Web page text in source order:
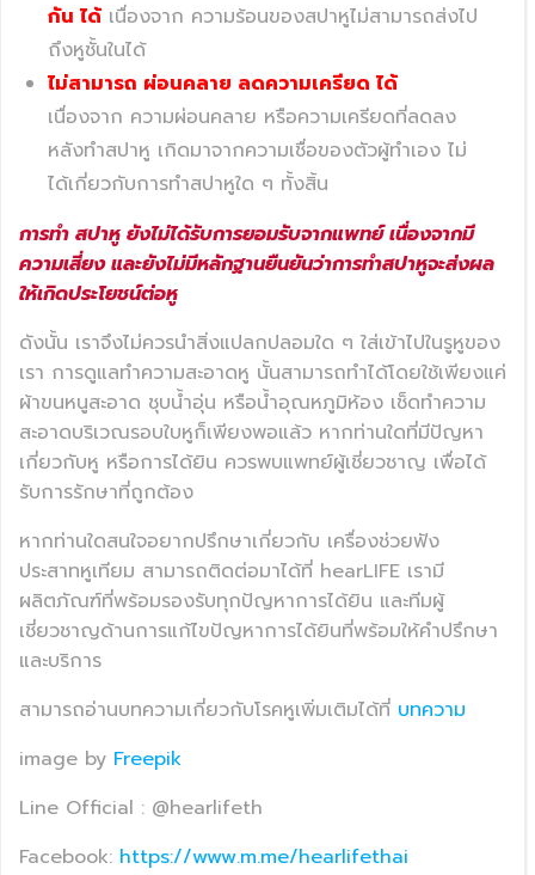
กัน ได้ เนื่องจาก ความร้อนของสปาหูไม่สามารถส่งไป
ถึงหูชั้นในได้
ไม่สามารถ ผ่อนคลาย ลดความเครียด ได้
เนื่องจาก ความผ่อนคลาย หรือความเครียดที่ลดลง
หลังทำสปาหู เกิดมาจากความเชื่อของตัวผู้ทำเอง ไม่
ได้เกี่ยวกับการทำสปาหูใด ๆ ทั้งสิ้น
การทำ สปาหู ยังไม่ได้รับการยอมรับจากแพทย์ เนื่องจากมี
ความเสี่ยง และยังไม่มีหลักฐานยืนยันว่าการทำสปาหูจะส่งผล
ให้เกิดประโยชน์ต่อหู
ดังนั้น เราจึงไม่ควรนำสิ่งแปลกปลอมใด ๆ ใส่เข้าไปในรูหูของ
เรา การดูแลทำความสะอาดหู นั้นสามารถทำได้โดยใช้เพียงแค่
ผ้าขนหนูสะอาด ชุบน้ำอุ่น หรือน้ำอุณหภูมิห้อง เช็ดทำความ
สะอาดบริเวณรอบใบหูก็เพียงพอแล้ว หากท่านใดที่มีปัญหา
เกี่ยวกับหู หรือการได้ยิน ควรพบแพทย์ผู้เชี่ยวชาญ เพื่อได้
รับการรักษาที่ถูกต้อง
หากท่านใดสนใจอยากปรึกษาเกี่ยวกับ เครื่องช่วยฟัง
ประสาทหูเทียม สามารถติดต่อมาได้ที่ hearLIFE เรามี
ผลิตภัณฑ์ที่พร้อมรองรับทุกปัญหาการได้ยิน และทีมผู้
เชี่ยวชาญด้านการแก้ไขปัญหาการได้ยินที่พร้อมให้คำปรึกษา
และบริการ
สามารถอ่านบทความเกี่ยวกับโรคหูเพิ่มเติมได้ที่ บทความ
image by Freepik
Line Official : @hearlifeth
Facebook: https://www.m.me/hearlifethai